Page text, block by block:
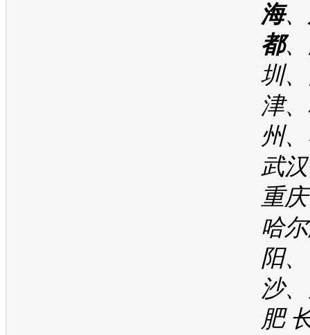
海、
都
圳
津
州
武
重
哈
阳
沙
肥